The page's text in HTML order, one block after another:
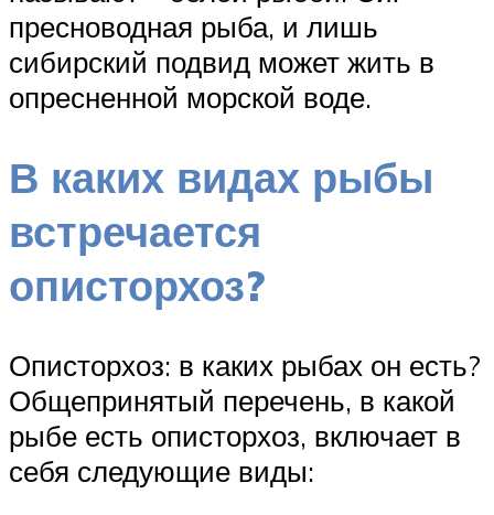
пресноводная рыба, и лишь
сибирский подвид может жить в
опресненной морской воде.
В каких видах рыбы
встречается
описторхоз?
Описторхоз: в каких рыбах он есть?
Общепринятый перечень, в какой
рыбе есть описторхоз, включает в
себя следующие виды: